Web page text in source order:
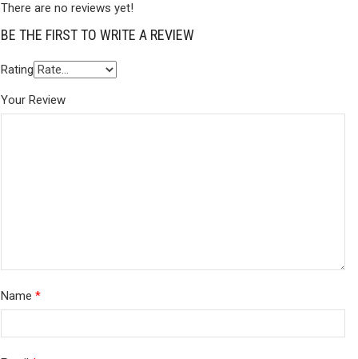
There are no reviews yet!
BE THE FIRST TO WRITE A REVIEW
Rating
Your Review
Name *